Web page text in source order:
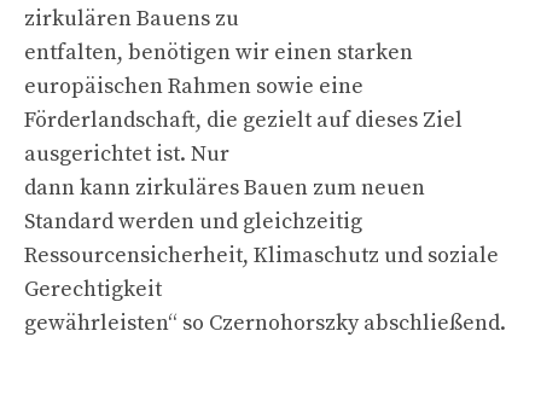
zirkulären Bauens zu
entfalten, benötigen wir einen starken
europäischen Rahmen sowie eine
Förderlandschaft, die gezielt auf dieses Ziel
ausgerichtet ist. Nur
dann kann zirkuläres Bauen zum neuen
Standard werden und gleichzeitig
Ressourcensicherheit, Klimaschutz und soziale
Gerechtigkeit
gewährleisten“ so Czernohorszky abschließend.